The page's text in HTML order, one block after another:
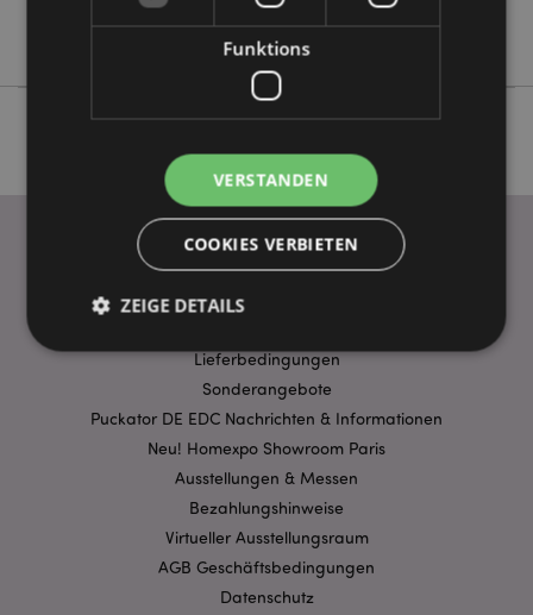
Einhörner
Lieferbedingungen
Sonderangebote
Puckator DE EDC Nachrichten & Informationen
Neu! Homexpo Showroom Paris
Ausstellungen & Messen
Bezahlungshinweise
Virtueller Ausstellungsraum
AGB Geschäftsbedingungen
Datenschutz
Funktions
VERSTANDEN
COOKIES VERBIETEN
ZEIGE DETAILS
Unbedingt notwendige
Leistungs
Streng-notwendige-Cookies ermöglichen
Benutzeranmeldung und die Kontoverwaltung.
Ohne unbedingt notwendige cookies kann die
Website nicht richtig genutzt werden.